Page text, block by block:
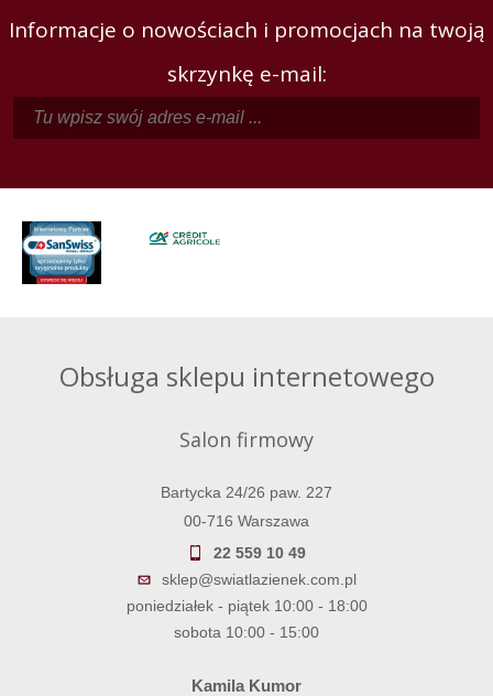
Informacje o nowościach i promocjach na twoją
skrzynkę e-mail:
Obsługa sklepu internetowego
Salon firmowy
Bartycka 24/26 paw. 227
00-716 Warszawa
22 559 10 49
sklep@swiatlazienek.com.pl
poniedziałek - piątek 10:00 - 18:00
sobota 10:00 - 15:00
Kamila Kumor